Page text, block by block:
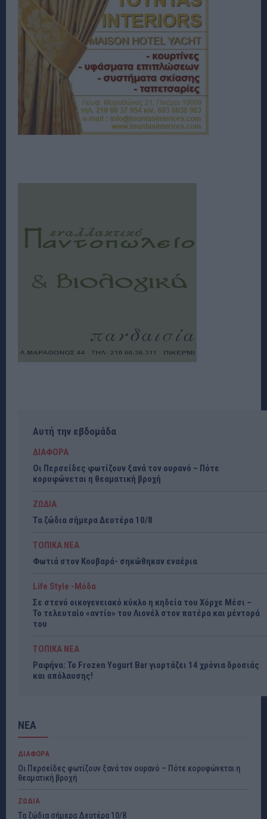
Αυτή την εβδομάδα
ΔΙΑΦΟΡΑ
Οι Περσείδες φωτίζουν ξανά τον ουρανό – Πότε
κορυφώνεται η θεαματική βροχή
ΖΩΔΙΑ
Τα ζώδια σήμερα Δευτέρα 10/8
ΤΟΠΙΚΑ ΝΕΑ
Φωτιά στον Κουβαρά- σηκώθηκαν εναέρια
Life Style -Μόδα
Σε στενό οικογενειακό κύκλο η κηδεία του Χόρχε Μέσι –
Το τελευταίο «αντίο» του Λιονέλ στον πατέρα και μέντορά
του
ΤΟΠΙΚΑ ΝΕΑ
Ραφήνα: Το Frozen Yogurt Bar γιορτάζει 14 χρόνια δροσιάς
και απόλαυσης!
ΝΕΑ
ΔΙΑΦΟΡΑ
Οι Περσείδες φωτίζουν ξανά τον ουρανό – Πότε κορυφώνεται η
θεαματική βροχή
ΖΩΔΙΑ
Τα ζώδια σήμερα Δευτέρα 10/8